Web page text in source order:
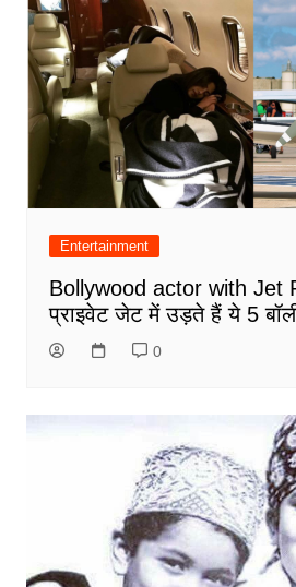
Entertainment
Bollywood actor with
प्राइवेट जेट में उड़ते हैं ये 5
0